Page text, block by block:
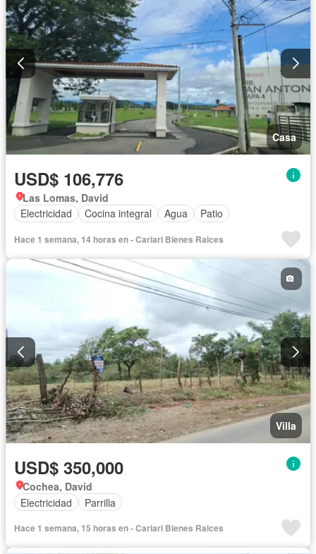
Casa
USD$ 106,776
Las Lomas, David
Electricidad
Cocina integral Agua Patio
Hace 1 semana, 14 horas en - Cariari Bienes Raices
Villa
USD$ 350,000
Cochea, David
Electricidad
Parrilla
Hace 1 semana, 15 horas en - Cariari Bienes Raices